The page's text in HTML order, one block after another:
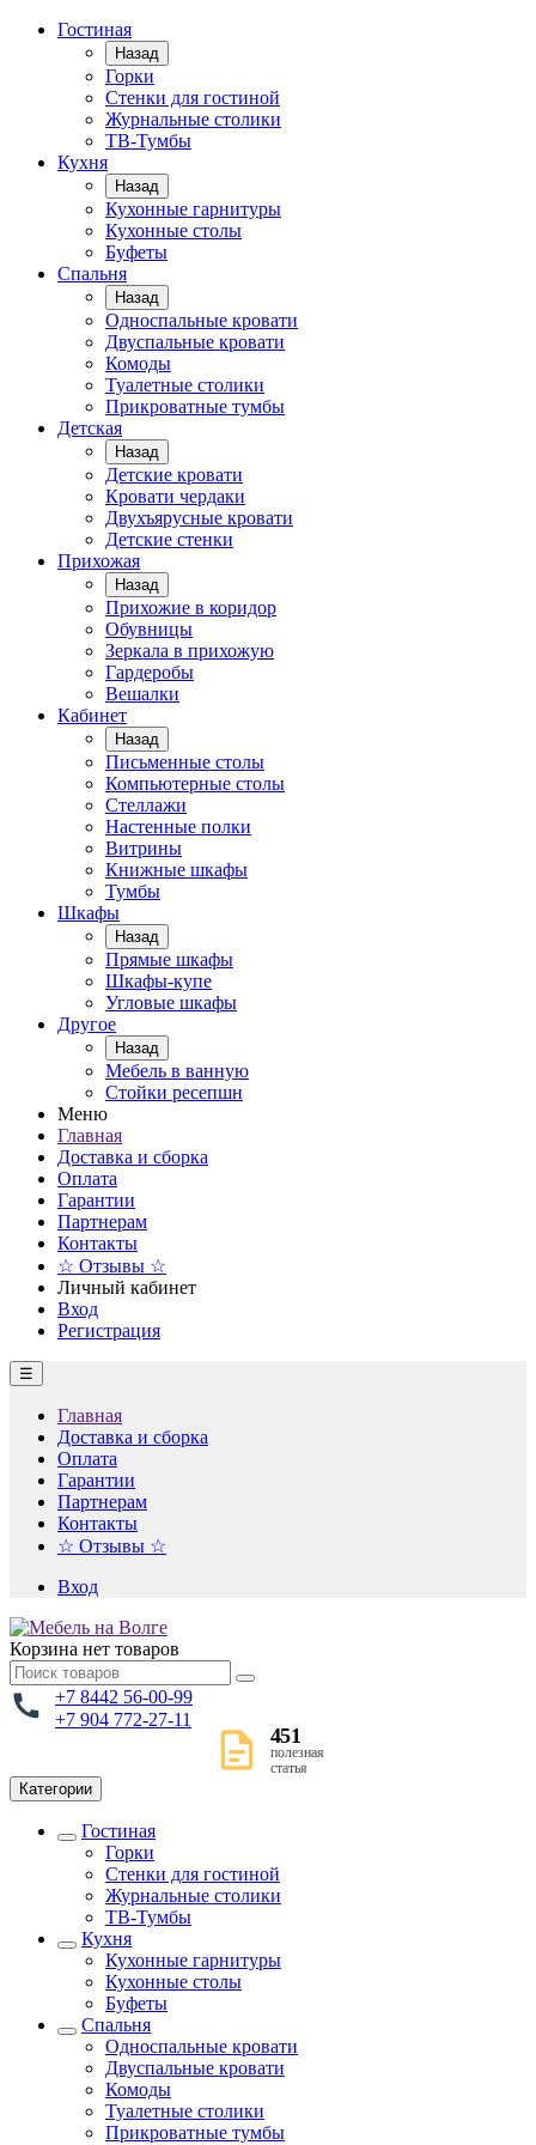
Гостиная
Назад
Горки
Стенки для гостиной
Журнальные столики
TВ-Тумбы
Кухня
Назад
Кухонные гарнитуры
Кухонные столы
Буфеты
Спальня
Назад
Односпальные кровати
Двуспальные кровати
Комоды
Туалетные столики
Прикроватные тумбы
Детская
Назад
Детские кровати
Кровати чердаки
Двухъярусные кровати
Детские стенки
Прихожая
Назад
Прихожие в коридор
Обувницы
Зеркала в прихожую
Гардеробы
Вешалки
Кабинет
Назад
Письменные столы
Компьютерные столы
Стеллажи
Настенные полки
Витрины
Книжные шкафы
Тумбы
Шкафы
Назад
Прямые шкафы
Шкафы-купе
Угловые шкафы
Другое
Назад
Мебель в ванную
Стойки ресепшн
Меню
Главная
Доставка и сборка
Оплата
Гарантии
Партнерам
Контакты
☆ Отзывы ☆
Личный кабинет
Вход
Регистрация
☰
Главная
Доставка и сборка
Оплата
Гарантии
Партнерам
Контакты
☆ Отзывы ☆
Вход
Корзина нет товаров
+7 8442 56-00-99
+7 904 772-27-11
451
полезная
статья
Категории
Гостиная
Горки
Стенки для гостиной
Журнальные столики
TВ-Тумбы
Кухня
Кухонные гарнитуры
Кухонные столы
Буфеты
Спальня
Односпальные кровати
Двуспальные кровати
Комоды
Туалетные столики
Прикроватные тумбы